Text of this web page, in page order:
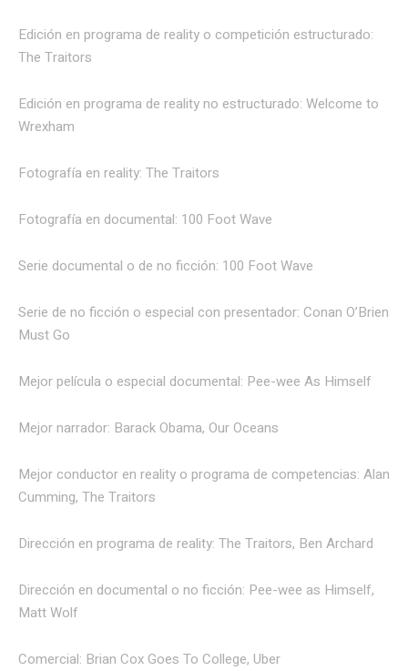
Edición en programa de reality o competición estructurado:
The Traitors
Edición en programa de reality no estructurado: Welcome to
Wrexham
Fotografía en reality: The Traitors
Fotografía en documental: 100 Foot Wave
Serie documental o de no ficción: 100 Foot Wave
Serie de no ficción o especial con presentador: Conan O’Brien
Must Go
Mejor película o especial documental: Pee-wee As Himself
Mejor narrador: Barack Obama, Our Oceans
Mejor conductor en reality o programa de competencias: Alan
Cumming, The Traitors
Dirección en programa de reality: The Traitors, Ben Archard
Dirección en documental o no ficción: Pee-wee as Himself,
Matt Wolf
Comercial: Brian Cox Goes To College, Uber